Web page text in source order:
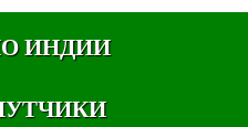
ИНДИИ